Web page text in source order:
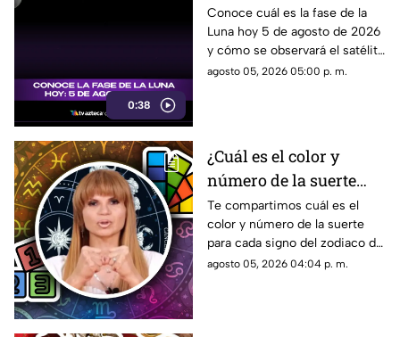
0:38
2026? Descubre cómo
se verá el satélite esta
noche
Conoce cuál es la fase de la
Luna hoy 5 de agosto de 2026
y cómo se observará el satélite
natural durante la noche.
agosto 05, 2026 05:00 p. m.
¿Cuál es el color y
número de la suerte
HOY, 5 de agosto de
2026? Predicciones de
Mhoni Vidente para
cada signo este
Te compartimos cuál es el
color y número de la suerte
para cada signo del zodiaco de
acuerdo al horóscopo de
agosto 05, 2026 04:04 p. m.